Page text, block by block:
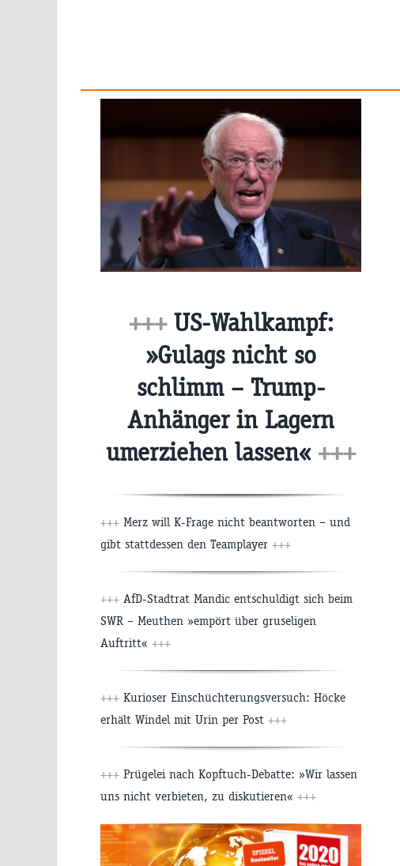
+++US-Wahlkampf:
»Gulags nicht so
schlimm – Trump-
Anhänger in Lagern
umerziehen lassen« +++
+++ Merz will K-Frage nicht beantworten – und
gibt stattdessen den Teamplayer +++
+++ AfD-Stadtrat Mandic entschuldigt sich beim
SWR – Meuthen »empört über gruseligen
Auftritt« +++
+++ Kurioser Einschüchterungsversuch: Höcke
erhält Windel mit Urin per Post +++
+++ Prügelei nach Kopftuch-Debatte: »Wir lassen
uns nicht verbieten, zu diskutieren« +++